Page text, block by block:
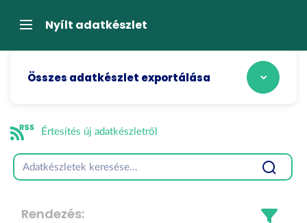
átugrásaNavigációNyílt adatkészlet
Összes adatkészlet exportálása
Értesítés új adatkészletről
Rendezés